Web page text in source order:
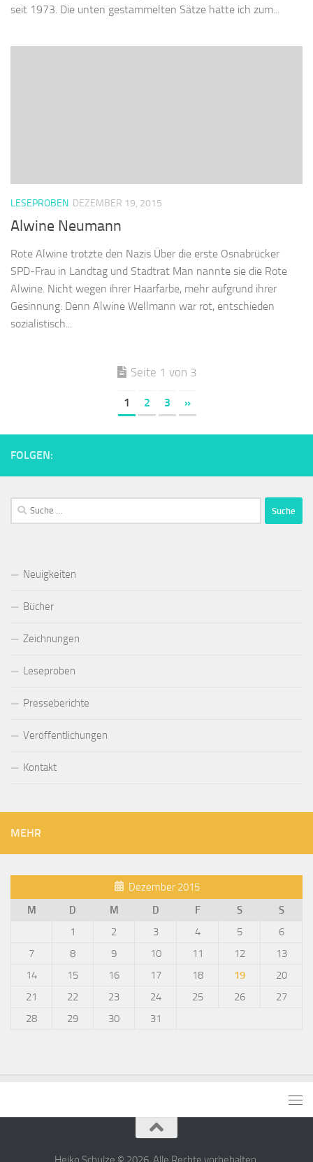
seit 1973. Die unten gestammelten Sätze hatte ich zum...
LESEPROBEN DEZEMBER 19, 2015
Alwine Neumann
Rote Alwine trotzte den Nazis Über die erste Osnabrücker
SPD-Frau in Landtag und Stadtrat Man nannte sie die Rote
Alwine. Nicht wegen ihrer Haarfarbe, mehr aufgrund ihrer
Gesinnung: Denn Alwine Wellmann war rot, entschieden
sozialistisch...
Seite 1 von 3
1 2 3 »
FOLGEN:
Suche
nach:
Neuigkeiten
Bücher
Zeichnungen
Leseproben
Presseberichte
Veröffentlichungen
Kontakt
MEHR
Dezember 2015
M
D M D F S
S
1
2 3 4 5
6
7
8 9 10 11 12
13
14
15 16 17 18 19
20
21
22 23 24 25 26
27
28
29 30 31